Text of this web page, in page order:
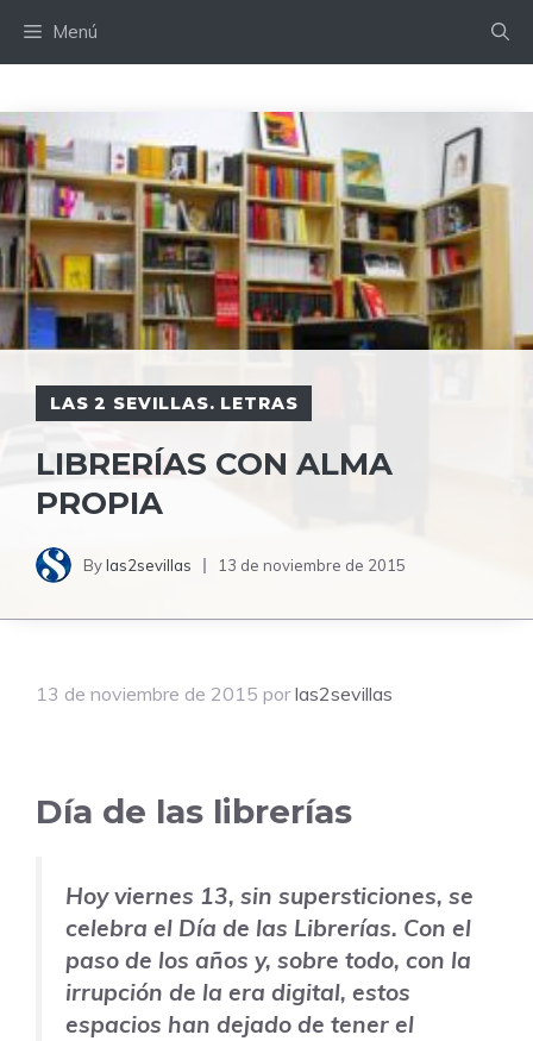
Menú
LAS 2 SEVILLAS. LETRAS
LIBRERÍAS CON ALMA
PROPIA
Bylas2sevillas 13 de noviembre de 2015
13 de noviembre de 2015 por las2sevillas
Día de las librerías
Hoy viernes 13, sin supersticiones, se
celebra el Día de las Librerías. Con el
paso de los años y, sobre todo, con la
irrupción de la era digital, estos
espacios han dejado de tener el